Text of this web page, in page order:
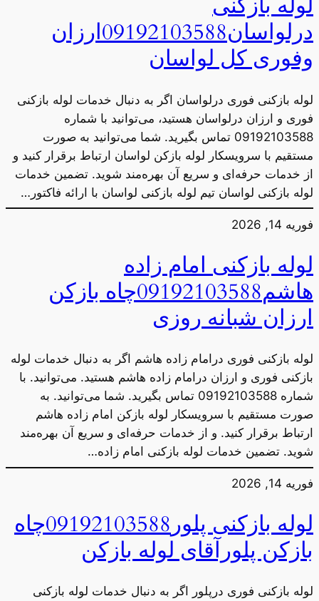
درلواسان09192103588ارزان
وفوری کل لواسان
لوله بازکنی فوری درلواسان اگر به دنبال خدمات لوله بازکنی
فوری و ارزان درلواسان هستید، می‌توانید با شماره
09192103588 تماس بگیرید. شما می‌توانید به صورت
مستقیم با سرویسکار لوله بازکن لواسان ارتباط برقرار کنید و
از خدمات حرفه‌ای و سریع آن بهره‌مند شوید. تضمین خدمات
لوله بازکنی لواسان تیم لوله بازکنی لواسان با ارائه فاکتور…
فوریه 14, 2026
لوله بازکنی امام زاده
هاشم09192103588چاه بازکن
ارزان شبانه روزی
لوله بازکنی فوری درامام زاده هاشم اگر به دنبال خدمات لوله
بازکنی فوری و ارزان درامام زاده هاشم هستید. می‌توانید. با
شماره 09192103588 تماس بگیرید. شما می‌توانید. به
صورت مستقیم با سرویسکار لوله بازکن امام زاده هاشم
ارتباط برقرار کنید. و از خدمات حرفه‌ای و سریع آن بهره‌مند
شوید. تضمین خدمات لوله بازکنی امام زاده…
فوریه 14, 2026
لوله بازکنی پلور09192103588چاه
بازکن پلورآقای لوله بازکن
لوله بازکنی فوری درپلور اگر به دنبال خدمات لوله بازکنی